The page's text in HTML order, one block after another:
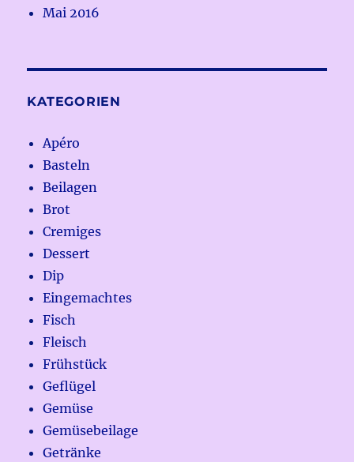
Mai 2016
KATEGORIEN
Apéro
Basteln
Beilagen
Brot
Cremiges
Dessert
Dip
Eingemachtes
Fisch
Fleisch
Frühstück
Geflügel
Gemüse
Gemüsebeilage
Getränke